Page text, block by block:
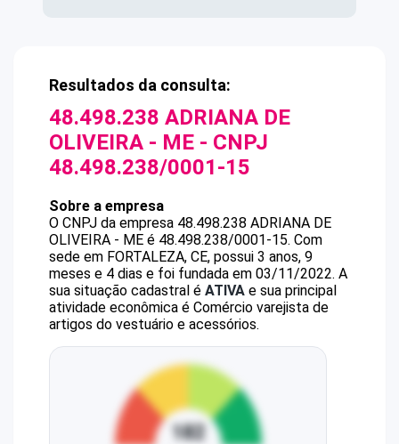
Resultados da consulta:
48.498.238 ADRIANA DE
OLIVEIRA - ME - CNPJ
48.498.238/0001-15
Sobre a empresa
O CNPJ da empresa 48.498.238 ADRIANA DE
OLIVEIRA - ME é 48.498.238/0001-15. Com
sede em FORTALEZA, CE, possui 3 anos, 9
meses e 4 dias e foi fundada em 03/11/2022. A
sua situação cadastral é ATIVA e sua principal
atividade econômica é Comércio varejista de
artigos do vestuário e acessórios.